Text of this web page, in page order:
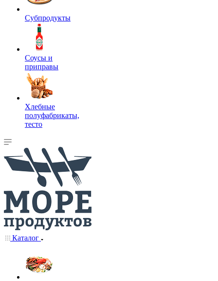
Субпродукты
Соусы и
приправы
Хлебные
полуфабрикаты,
тесто
Каталог